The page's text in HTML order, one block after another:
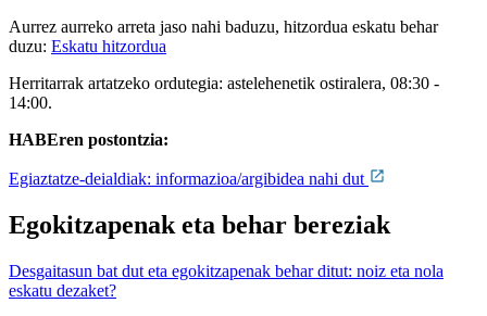
Aurrez aurreko arreta jaso nahi baduzu, hitzordua eskatu behar
duzu: Eskatu hitzordua
Herritarrak artatzeko ordutegia: astelehenetik ostiralera, 08:30 -
14:00.
HABEren postontzia:
Egiaztatze-deialdiak: informazioa/argibidea nahi dut
Egokitzapenak eta behar bereziak
Desgaitasun bat dut eta egokitzapenak behar ditut: noiz eta nola
eskatu dezaket?